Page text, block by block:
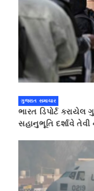
ગુજરાત સમાચાર
ભારત ડિપોર્ટ
સહાનુભૂતિ દર્શાવે